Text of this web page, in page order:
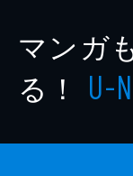
マンガ
る！ U-